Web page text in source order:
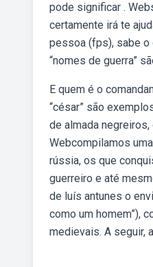
pode significar .
certamente irá te
pessoa (fps), sabe o
“nomes de guerra”
E quem é o
“césar” são
de almada
Webcompilamos
rússia, os que
guerreiro e até
de luís antunes o
como um homem”),
medievais. A seguir,